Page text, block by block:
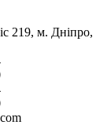
219, м. Дніпро,